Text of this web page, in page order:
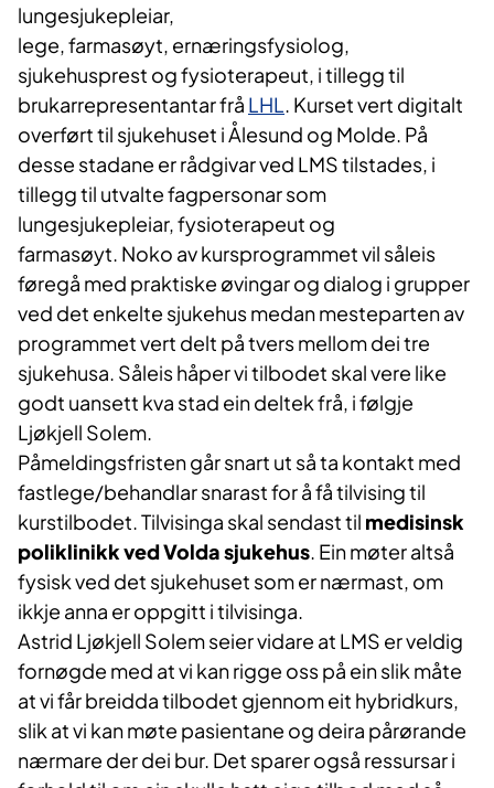
lungesjukepleiar,
lege, farmasøyt, ernæringsfysiolog,
sjukehusprest og fysioterapeut, i tillegg til
brukarrepresentantar frå LHL​. Kurset vert digitalt
overført til sjukehuset i Ålesund og Molde. På
desse stadane er rådgivar ved LMS tilstades, i
tillegg til utvalte fagpersonar som
lungesjukepleiar, fysioterapeut og
farmasøyt. Noko av kursprogrammet vil såleis
føregå med praktiske øvingar og dialog i grupper
ved det enkelte sjukehus medan mesteparten av
programmet vert delt på tvers mellom dei tre
sjukehusa. Såleis håper vi tilbodet skal vere like
godt uansett kva stad ein deltek frå, i følgje
Ljøkjell Solem.
Påmeldingsfristen går snart ut så ta kontakt med
fastlege/behandlar snarast for å få tilvising til
kurstilbodet. Tilvisinga skal sendast til medisinsk
poliklinikk ved Volda sjukehus. Ein møter altså
fysisk ved det sjukehuset som er nærmast, om
ikkje anna er oppgitt i tilvisinga.​
Astrid Ljøkjell Solem seier vidare at LMS er veldig
fornøgde med at vi kan rigge oss på ein slik måte
at vi får breidda tilbodet gjennom eit hybridkurs,
slik at vi kan møte pasientane og deira pårørande
nærmare der dei bur. Det sparer også ressursar i